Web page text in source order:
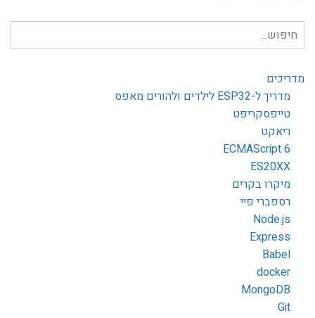
חיפוש
עבור:
מדריכים
מדריך ל-ESP32 לילדים ולהורים מאפס
טייפסקריפט
ריאקט
ECMAScript 6
ES20XX
מיקרו בקרים
רספברי פיי
Node.js
Express
Babel
docker
MongoDB
Git